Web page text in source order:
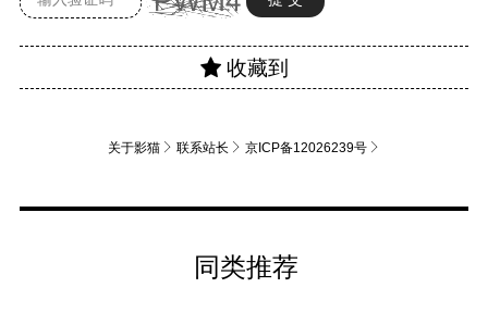
关于影猫 联系站长 京ICP备12026239号
同类推荐